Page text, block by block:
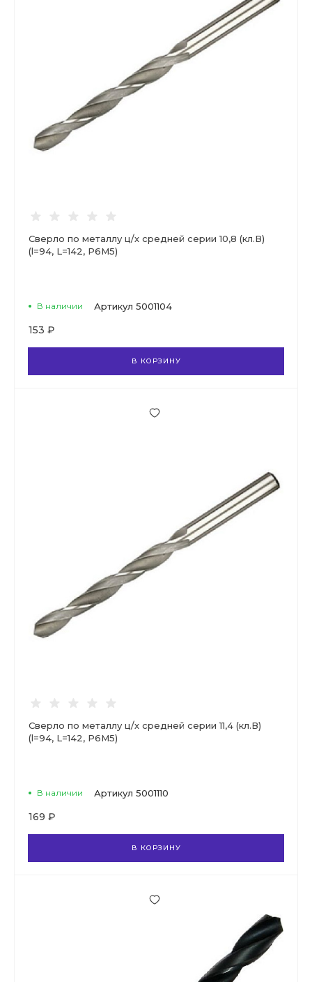
Сверло по металлу ц/х средней серии 10,8 (кл.В)
(l=94, L=142, Р6М5)
В наличии Артикул 5001104
153 ₽
В КОРЗИНУ
Сверло по металлу ц/х средней серии 11,4 (кл.В)
(l=94, L=142, Р6М5)
В наличии Артикул 5001110
169 ₽
В КОРЗИНУ